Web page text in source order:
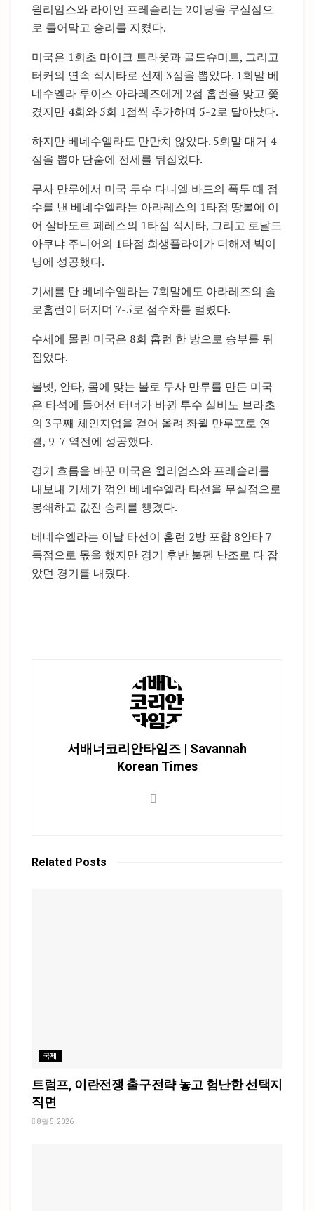
윌리엄스와 라이언 프레슬리는 2이닝을 무실점으
로 틀어막고 승리를 지켰다.
미국은 1회초 마이크 트라웃과 골드슈미트, 그리고
터커의 연속 적시타로 선제 3점을 뽑았다. 1회말 베
네수엘라 루이스 아라레즈에게 2점 홈런을 맞고 쫓
겼지만 4회와 5회 1점씩 추가하며 5-2로 달아났다.
하지만 베네수엘라도 만만치 않았다. 5회말 대거 4
점을 뽑아 단숨에 전세를 뒤집었다.
무사 만루에서 미국 투수 다니엘 바드의 폭투 때 점
수를 낸 베네수엘라는 아라레스의 1타점 땅볼에 이
어 살바도르 페레스의 1타점 적시타, 그리고 로날드
아쿠냐 주니어의 1타점 희생플라이가 더해져 빅이
닝에 성공했다.
기세를 탄 베네수엘라는 7회말에도 아라레즈의 솔
로홈런이 터지며 7-5로 점수차를 벌렸다.
수세에 몰린 미국은 8회 홈런 한 방으로 승부를 뒤
집었다.
볼넷, 안타, 몸에 맞는 볼로 무사 만루를 만든 미국
은 타석에 들어선 터너가 바뀐 투수 실비노 브라초
의 3구째 체인지업을 걷어 올려 좌월 만루포로 연
결, 9-7 역전에 성공했다.
경기 흐름을 바꾼 미국은 윌리엄스와 프레슬리를
내보내 기세가 꺾인 베네수엘라 타선을 무실점으로
봉쇄하고 값진 승리를 챙겼다.
베네수엘라는 이날 타선이 홈런 2방 포함 8안타 7
득점으로 몫을 했지만 경기 후반 불펜 난조로 다 잡
았던 경기를 내줬다.
서배너코리안타임즈 | Savannah
Korean Times
Related Posts
국제
트럼프, 이란전쟁 출구전략 놓고 험난한 선택지
직면
8월 5, 2026